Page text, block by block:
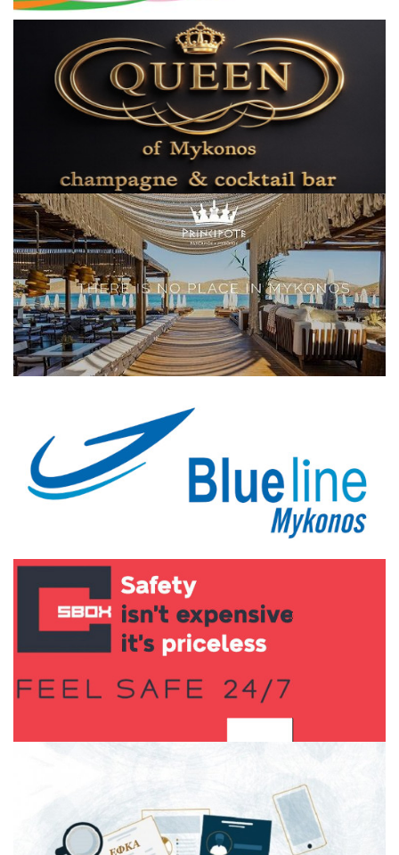
All News
Local Elections 2023
Elections 2023
Γλώσσα
Ελληνικά English